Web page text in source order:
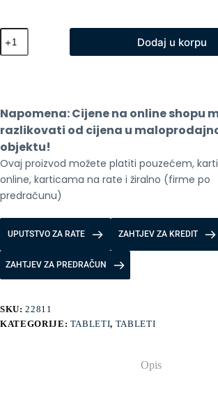
Cubot
Tab
KING
Dodaj u korpu
Napomena: Cijene na online shopu
razlikovati od cijena u
objektu!
Ovaj proizvod možete platiti pouzećem,
online, karticama na rate i žiralno (firme po
predračunu)
UPUTSTVO ZA RATE ZAHTJEV ZA KREDIT
ZAHTJEV ZA PREDRAČUN
SKU:22811
KATEGORIJE: TABLETI, TABLETI
Opis